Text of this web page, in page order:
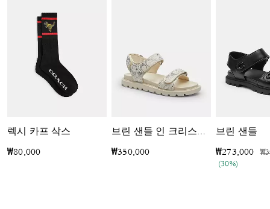
렉시 카프 삭스
₩80,000
브린 샌들 인 크리스탈 시그니처 데님
₩350,000
브린 샌들
₩273,000 가
(30%)